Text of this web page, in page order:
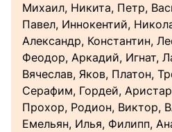
Михаил, Никита, Петр,
Павел, Иннокентий,
Александр, Константин,
Феодор, Аркадий, Игнат,
Вячеслав, Яков, Платон,
Серафим, Гордей,
Прохор, Родион, Виктор,
Емельян, Илья, Филипп,